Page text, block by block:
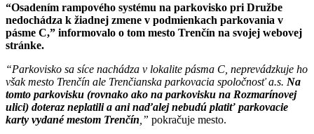
“Osadením rampového systému na parkovisko pri Družbe
nedochádza k žiadnej zmene v podmienkach parkovania v
pásme C,” informovalo o tom mesto Trenčín na svojej webovej
stránke.
“Parkovisko sa síce nachádza v lokalite pásma C, neprevádzkuje ho
však mesto Trenčín ale Trenčianska parkovacia spoločnosť a.s. Na
tomto parkovisku (rovnako ako na parkovisku na Rozmarínovej
ulici) doteraz neplatili a ani naďalej nebudú platiť parkovacie
karty vydané mestom Trenčín ,” pokračuje mesto.